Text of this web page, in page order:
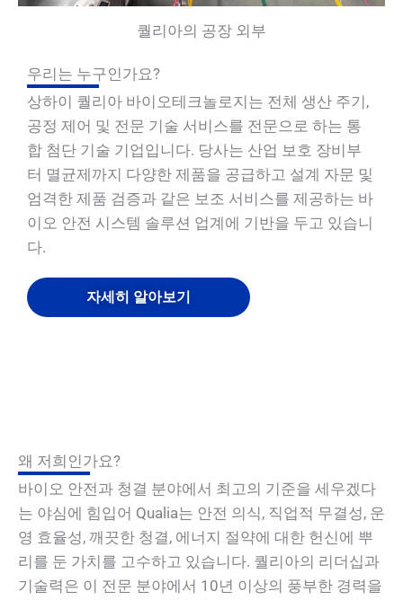
퀄리아의 공장 외부
우리는 누구인가요?
상하이 퀄리아 바이오테크놀로지는 전체 생산 주기,
공정 제어 및 전문 기술 서비스를 전문으로 하는 통
합 첨단 기술 기업입니다. 당사는 산업 보호 장비부
터 멸균제까지 다양한 제품을 공급하고 설계 자문 및
엄격한 제품 검증과 같은 보조 서비스를 제공하는 바
이오 안전 시스템 솔루션 업계에 기반을 두고 있습니
다.
자세히 알아보기
왜 저희인가요?
바이오 안전과 청결 분야에서 최고의 기준을 세우겠다
는 야심에 힘입어 Qualia는 안전 의식, 직업적 무결성, 운
영 효율성, 깨끗한 청결, 에너지 절약에 대한 헌신에 뿌
리를 둔 가치를 고수하고 있습니다. 퀄리아의 리더십과
기술력은 이 전문 분야에서 10년 이상의 풍부한 경력을